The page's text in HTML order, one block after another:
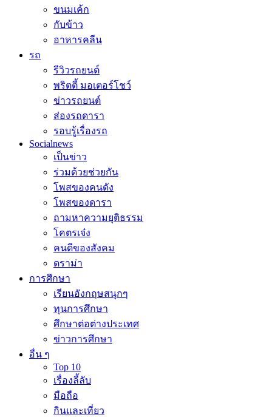
ขนมเค้ก
กับข้าว
อาหารคลีน
รถ
รีวิวรถยนต์
พริตตี้ มอเตอร์โชว์
ข่าวรถยนต์
ส่องรถดารา
รอบรู้เรื่องรถ
Socialnews
เป็นข่าว
ร่วมด้วยช่วยกัน
โพสของคนดัง
โพสของดารา
ถามหาความยุติธรรม
โคตรเจ๋ง
คนดีของสังคม
ดราม่า
การศึกษา
เรียนอังกฤษสนุกๆ
ทุนการศึกษา
ศึกษาต่อต่างประเทศ
ข่าวการศึกษา
อื่น ๆ
Top 10
เรื่องลี้ลับ
มือถือ
กินและเที่ยว